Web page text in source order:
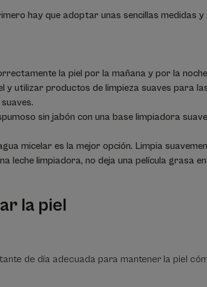
hay que adoptar unas sencillas medidas y
la piel por la mañana y por la
y utilizar productos de limpieza suaves para
sin jabón con una base limpiadora
micelar es la mejor opción. Limpia
leche limpiadora, no deja una película grasa
la piel
de día adecuada para mantener la piel